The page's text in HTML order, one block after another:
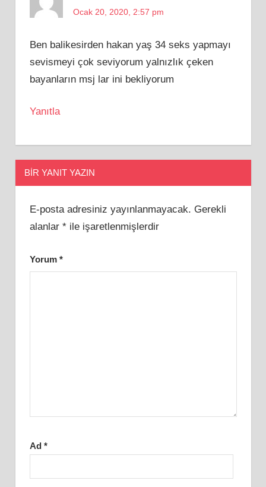
Ocak 20, 2020, 2:57 pm
Ben balikesirden hakan yaş 34 seks yapmayı
sevismeyi çok seviyorum yalnızlık çeken
bayanların msj lar ini bekliyorum
Yanıtla
BIR YANIT YAZIN
E-posta adresiniz yayınlanmayacak. Gerekli
alanlar *ile işaretlenmişlerdir
Yorum *
Ad *